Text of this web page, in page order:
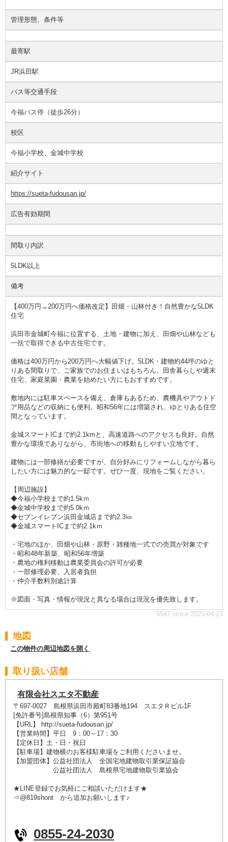
管理形態、条件等
最寄駅
JR浜田駅
バス等交通手段
今福バス停（徒歩26分）
校区
今福小学校、金城中学校
紹介サイト
https://sueta-fudousan.jp/
広告有効期間
間取り内訳
5LDK以上
備考
【400万円→200万円へ価格改定】田畑・山林付き！自然豊かな5LDK
住宅
浜田市金城町今福に位置する、土地・建物に加え、田畑や山林なども
一括で取得できる中古住宅です。
価格は400万円から200万円へ大幅値下げ。5LDK・建物約44坪のゆと
りある間取りで、ご家族でのお住まいはもちろん、田舎暮らしや週末
住宅、家庭菜園・農業を始めたい方にもおすすめです。
敷地内には駐車スペースを備え、倉庫もあるため、農機具やアウトド
ア用品などの収納にも便利。昭和56年には増築され、ゆとりある住空
間となっています。
金城スマートICまで約2.1kmと、高速道路へのアクセスも良好。自然
豊かな環境でありながら、市街地への移動もしやすい立地です。
建物には一部修繕が必要ですが、自分好みにリフォームしながら暮ら
したい方には魅力的な一邸です。ぜひ一度、現地をご覧ください。
【周辺施設】
◆今福小学校まで約1.5kｍ
◆金城中学校まで約5.0kｍ
◆セブンイレブン浜田金城店まで約2.3㎞
◆金城スマートICまで約2.1kｍ
・宅地のほか、田畑や山林・原野・雑種地一式での売買が対象です
・昭和48年新築、昭和56年増築
・農地の権利移動は農業委員会の許可が必要
・一部修理必要、入居者負担
・仲介手数料別途計算
※図面・写真・情報が現況と異なる場合は現況を優先致します。
5547 since 2025-04-23
地図
この物件の周辺地図を開く
取り扱い店舗
有限会社スエタ不動産
〒697-0027 島根県浜田市殿町83番地194 スエタＲビル1F
[免許番号]島根県知事（6）第951号
【URL】 http://sueta-fudousan.jp/
【営業時間】平日 9：00～17：30
【定休日】土・日・祝日
【駐車場】建物横のお客様駐車場をご利用くださいませ。
【加盟団体】公益社団法人 全国宅地建物取引業保証協会
公益社団法人 島根県宅地建物取引業協会
★LINE登録でお気軽にご相談いただけます★
⇒@819shont から追加お願いします♪
0855-24-2030